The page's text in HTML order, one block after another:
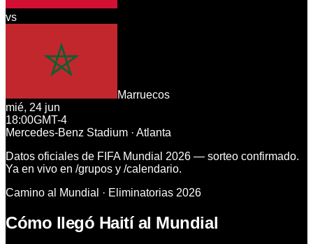
vs
Marruecos
mié, 24 jun
18:00GMT-4
Mercedes-Benz Stadium · Atlanta
Datos oficiales de FIFA Mundial 2026 — sorteo confirmado.
Ya en vivo en /grupos y /calendario.
Camino al Mundial · Eliminatorias 2026
Cómo llegó Haití al Mundial